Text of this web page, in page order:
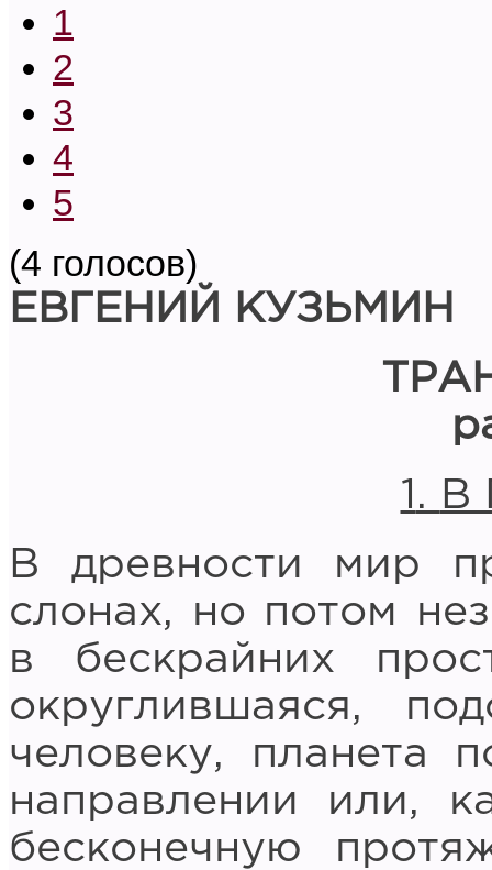
1
2
3
4
5
(4 голосов)
ЕВГЕНИЙ КУЗЬМИН
1 .
В
В древности мир
слонах, но потом
в бескрайних
округлившаяся,
человеку, планета
направлении или,
бесконечную